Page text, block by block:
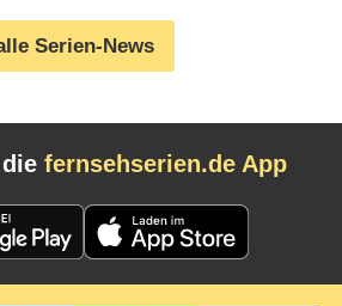
Serien-News
fernsehserien.de App